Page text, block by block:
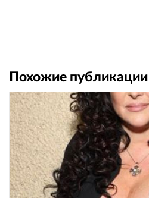
Похожие публикации